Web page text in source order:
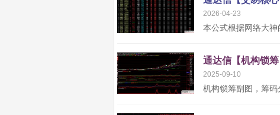
2026-04-23
2025-09-10